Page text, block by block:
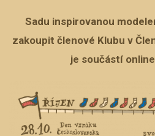
Sadu inspirovanou
zakoupit členové Klubu v
je součástí